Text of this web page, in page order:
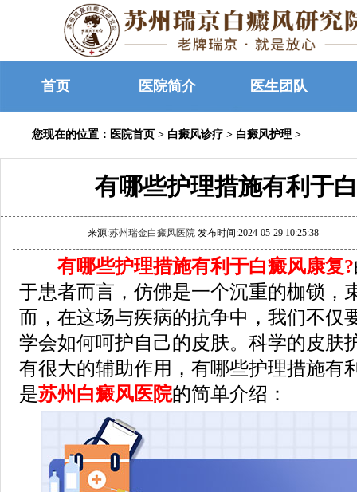
首页 医院简介 医生团队
您现在的位置： 医院首页 > 白癜风诊疗 > 白癜风护理 >
有哪些护理措施有利于
来源:苏州瑞金白癜风医院 发布时间:2024-05-29 10:25:38
有哪些护理措施有利于白癜风康复?
于患者而言，仿佛是一个沉重的枷锁，
而，在这场与疾病的抗争中，我们不仅
学会如何呵护自己的皮肤。科学的皮肤
有很大的辅助作用，有哪些护理措施有
是苏州白癜风医院的简单介绍：